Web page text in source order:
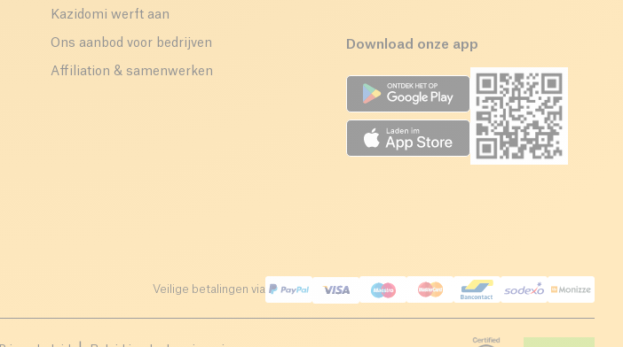
Kazidomi werft aan
Ons aanbod voor bedrijven
Affiliation & samenwerken
Download onze app
Veilige betalingen via